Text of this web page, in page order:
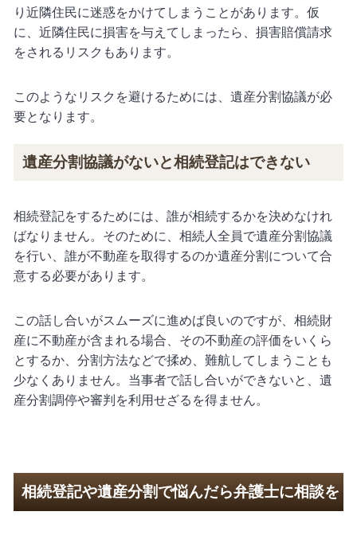
り近隣住民に迷惑をかけてしまうことがあります。仮
に、近隣住民に損害を与えてしまったら、損害賠償請求
をされるリスクもあります。
このようなリスクを避けるためには、遺産分割協議が必
要となります。
遺産分割協議がないと相続登記はできない
相続登記をするためには、誰が相続するかを決めなけれ
ばなりません。そのために、相続人全員で遺産分割協議
を行い、誰が不動産を取得するのか遺産分割について合
意する必要があります。
この話し合いがスムーズに進めば良いのですが、相続財
産に不動産が含まれる場合、その不動産の評価をいくら
とするか、分割方法などで揉め、難航してしまうことも
少なくありません。当事者で話し合いができないと、遺
産分割調停や審判を利用せざるを得ません。
相続登記や遺産分割で悩んだら弁護士に相談を